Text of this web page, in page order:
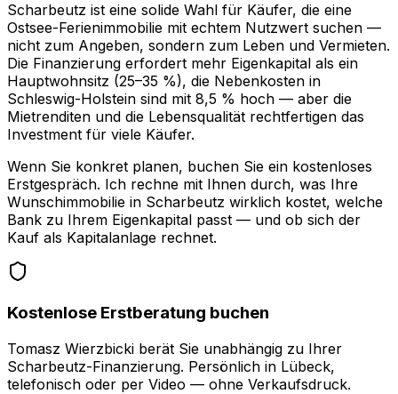
Scharbeutz ist eine solide Wahl für Käufer, die eine
Ostsee-Ferienimmobilie mit echtem Nutzwert suchen —
nicht zum Angeben, sondern zum Leben und Vermieten.
Die Finanzierung erfordert mehr Eigenkapital als ein
Hauptwohnsitz (25–35 %), die Nebenkosten in
Schleswig-Holstein sind mit 8,5 % hoch — aber die
Mietrenditen und die Lebensqualität rechtfertigen das
Investment für viele Käufer.
Wenn Sie konkret planen, buchen Sie ein kostenloses
Erstgespräch. Ich rechne mit Ihnen durch, was Ihre
Wunschimmobilie in Scharbeutz wirklich kostet, welche
Bank zu Ihrem Eigenkapital passt — und ob sich der
Kauf als Kapitalanlage rechnet.
Kostenlose Erstberatung buchen
Tomasz Wierzbicki berät Sie unabhängig zu Ihrer
Scharbeutz-Finanzierung. Persönlich in Lübeck,
telefonisch oder per Video — ohne Verkaufsdruck.